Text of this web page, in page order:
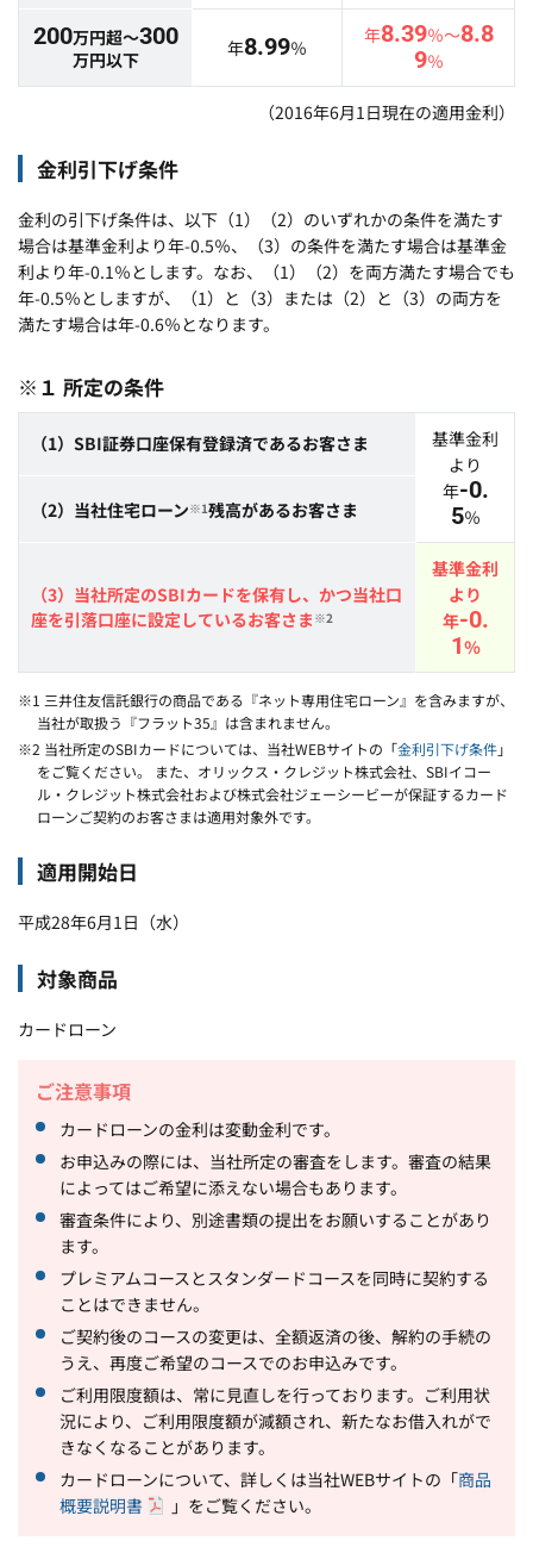
200万円超～300
万円以下 年8.99％
年8.39％～8.8
9％
（2016年6月1日現在の適用金利）
金利引下げ条件
金利の引下げ条件は、以下（1）（2）のいずれかの条件を満たす
場合は基準金利より年-0.5％、（3）の条件を満たす場合は基準金
利より年-0.1％とします。なお、（1）（2）を両方満たす場合でも
年-0.5％としますが、（1）と（3）または（2）と（3）の両方を
満たす場合は年-0.6％となります。
※１ 所定の条件
（1）SBI証券口座保有登録済であるお客さま
基準金利
より
年-0.
5％
（2）当社住宅ローン※1残高があるお客さま
（3）当社所定のSBIカードを保有し、かつ当社口
座を引落口座に設定しているお客さま ※2
基準金利
より
年-0.
1％
※1 三井住友信託銀行の商品である『ネット専用住宅ローン』を含みますが、
当社が取扱う『フラット35』は含まれません。
※2 当社所定のSBIカードについては、当社WEBサイトの「金利引下げ条件」
をご覧ください。 また、オリックス・クレジット株式会社、SBIイコー
ル・クレジット株式会社および株式会社ジェーシービーが保証するカード
ローンご契約のお客さまは適用対象外です。
適用開始日
平成28年6月1日（水）
対象商品
カードローン
ご注意事項
カードローンの金利は変動金利です。
お申込みの際には、当社所定の審査をします。審査の結果
によってはご希望に添えない場合もあります。
審査条件により、別途書類の提出をお願いすることがあり
ます。
プレミアムコースとスタンダードコースを同時に契約する
ことはできません。
ご契約後のコースの変更は、全額返済の後、解約の手続の
うえ、再度ご希望のコースでのお申込みです。
ご利用限度額は、常に見直しを行っております。ご利用状
況により、ご利用限度額が減額され、新たなお借入れがで
きなくなることがあります。
カードローンについて、詳しくは当社WEBサイトの「商品
概要説明書
」をご覧ください。